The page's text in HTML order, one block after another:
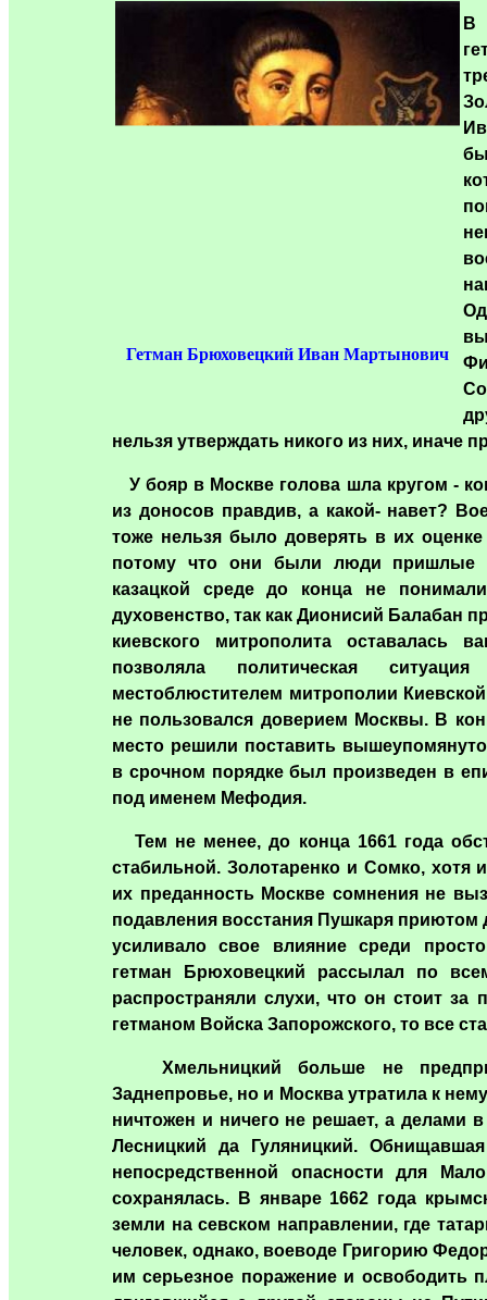
Гетман Брюховецкий Иван Мартынович
В
нельзя утверждать никого из них, иначе
У бояр в Москве голова шла кругом -
из доносов правдив, а какой- навет?
тоже нельзя было доверять в их оценке
потому что они были люди пришлые
казацкой среде до конца не
духовенство, так как Дионисий Балабан
киевского митрополита оставалась
позволяла политическая
местоблюстителем митрополии
не пользовался доверием Москвы. В
место решили поставить
в срочном порядке был произведен в
под именем Мефодия.
Тем не менее, до конца 1661 года
стабильной. Золотаренко и Сомко, хотя
их преданность Москве сомнения не
подавления восстания Пушкаря приютом
усиливало свое влияние среди
гетман Брюховецкий рассылал по
распространяли слухи, что он стоит за
гетманом Войска Запорожского, то все
Хмельницкий больше не
Заднепровье, но и Москва утратила к
ничтожен и ничего не решает, а делами
Лесницкий да Гуляницкий.
непосредственной опасности для
сохранялась. В январе 1662 года
земли на севском направлении, где
человек, однако, воеводе Григорию
им серьезное поражение и освободить